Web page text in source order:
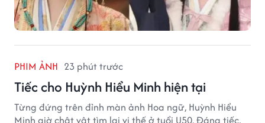
PHIM ẢNH 23 phút trước
Tiếc cho Huỳnh Hiểu Minh hiện tại
Từng đứng trên đỉnh màn ảnh Hoa ngữ, Huỳnh Hiểu
Minh giờ chật vật tìm lại vị thế ở tuổi U50. Đáng tiếc,